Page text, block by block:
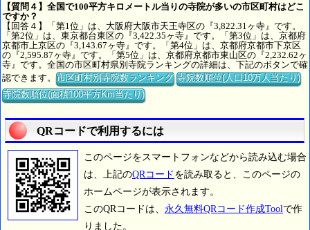
【質問４】全国で100平方キロメートル当りの寺院が多いの市区町村はどこ
ですか？
【回答４】「第1位」は、大阪府大阪市天王寺区の『3,822.31ヶ寺』です。
「第2位」は、東京都台東区の『3,422.35ヶ寺』です。「第3位」は、京都府
京都市上京区の『3,143.67ヶ寺』です。「第4位」は、京都府京都市下京区
の『2,595.87ヶ寺』です。「第5位」は、京都府京都市東山区の『2,232.62ヶ
寺』です。全国の市区町村県別寺院ランキングの詳細は、下記のボタンで確
認できます。市区町村別寺院数ランキング 寺院数順位(人口10万人当たり)
寺院数順位(面積100平方Km当たり)
QRコードで利用するには
このページをスマートフォンなどから読み込む場合
は、上記のQRコード を読み取ると、このページの
ホームページが表示されます。
このQRコードは、 永久無料QRコード作成Toolで作
りました。